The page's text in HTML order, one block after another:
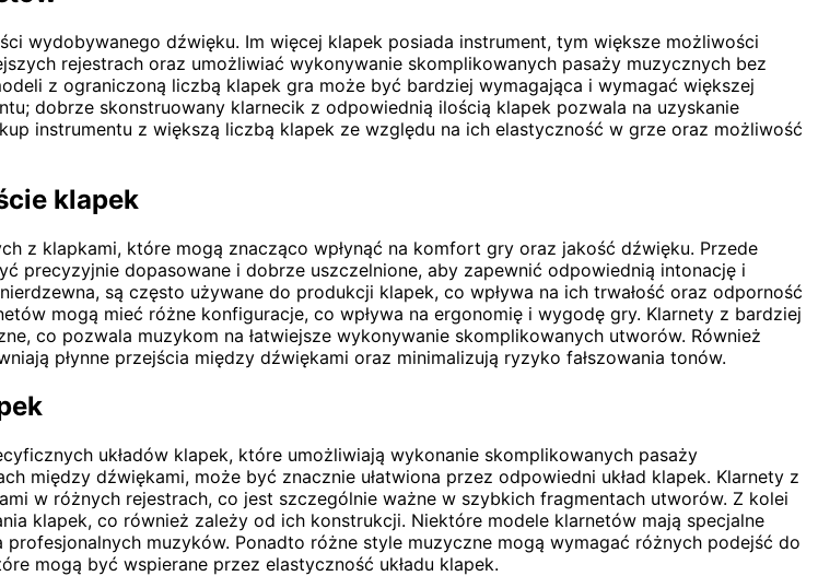
wydobywanego dźwięku. Im więcej klapek posiada instrument, tym większe możliwości
rejestrach oraz umożliwiać wykonywanie skomplikowanych pasaży muzycznych bez
z ograniczoną liczbą klapek gra może być bardziej wymagająca i wymagać większej
dobrze skonstruowany klarnecik z odpowiednią ilością klapek pozwala na uzyskanie
instrumentu z większą liczbą klapek ze względu na ich elastyczność w grze oraz możliwość
klapek
z klapkami, które mogą znacząco wpłynąć na komfort gry oraz jakość dźwięku. Przede
precyzyjnie dopasowane i dobrze uszczelnione, aby zapewnić odpowiednią intonację i
są często używane do produkcji klapek, co wpływa na ich trwałość oraz odporność
mogą mieć różne konfiguracje, co wpływa na ergonomię i wygodę gry. Klarnety z bardziej
co pozwala muzykom na łatwiejsze wykonywanie skomplikowanych utworów. Również
płynne przejścia między dźwiękami oraz minimalizują ryzyko fałszowania tonów.
układów klapek, które umożliwiają wykonanie skomplikowanych pasaży
między dźwiękami, może być znacznie ułatwiona przez odpowiedni układ klapek. Klarnety z
w różnych rejestrach, co jest szczególnie ważne w szybkich fragmentach utworów. Z kolei
klapek, co również zależy od ich konstrukcji. Niektóre modele klarnetów mają specjalne
muzyków. Ponadto różne style muzyczne mogą wymagać różnych podejść do
mogą być wspierane przez elastyczność układu klapek.